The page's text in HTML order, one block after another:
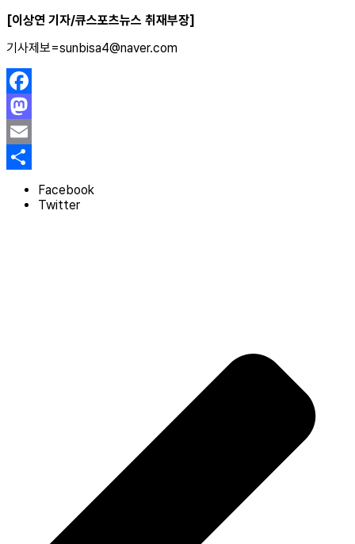
[이상연 기자/큐스포츠뉴스 취재부장]
기사제보=sunbisa4@naver.com
Facebook
Mastodon
Email
Share
Facebook
Twitter